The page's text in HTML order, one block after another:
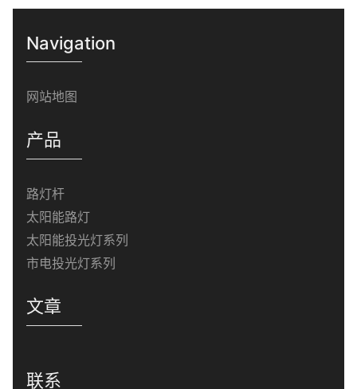
Navigation
网站地图
产品
路灯杆
太阳能路灯
太阳能投光灯系列
市电投光灯系列
文章
联系